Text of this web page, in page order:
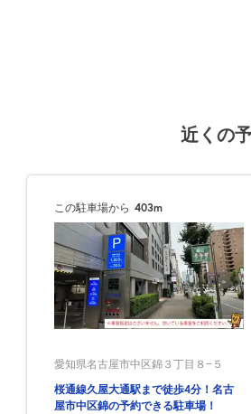
近くの
この駐車場から 403m
愛知県名古屋市中区錦３丁目８−５
桜通線久屋大通駅まで徒歩4分！名古
屋市中区錦の予約できる駐車場！